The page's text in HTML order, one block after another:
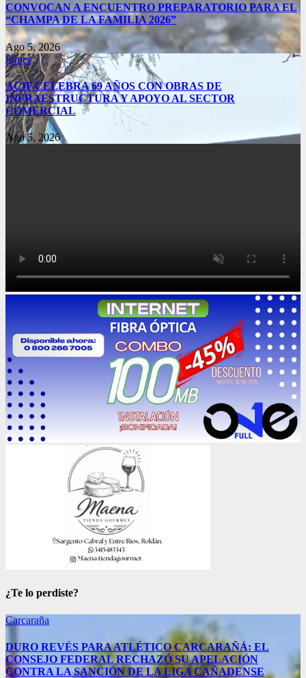
CONVOCAN A ENCUENTRO PREPARATORIO PARA EL
“CHAMPA DE LA FAMILIA 2026”
Ago 5, 2026
Funes
ACIF CELEBRA 69 AÑOS CON OBRAS DE
INFRAESTRUCTURA Y APOYO AL SECTOR
COMERCIAL
Ago 5, 2026
¿Te lo perdiste?
Carcaraña
DURO REVÉS PARA ATLÉTICO CARCARAÑÁ: EL
CONSEJO FEDERAL RECHAZÓ SU APELACIÓN
CONTRA LA SANCIÓN DE LA LIGA CAÑADENSE